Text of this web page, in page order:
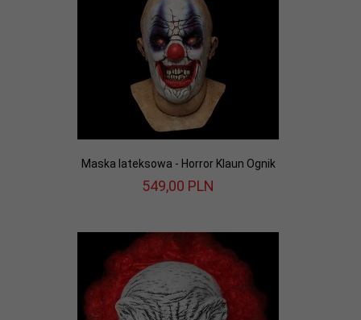
Maska lateksowa - Horror Klaun Ognik
549,00 PLN